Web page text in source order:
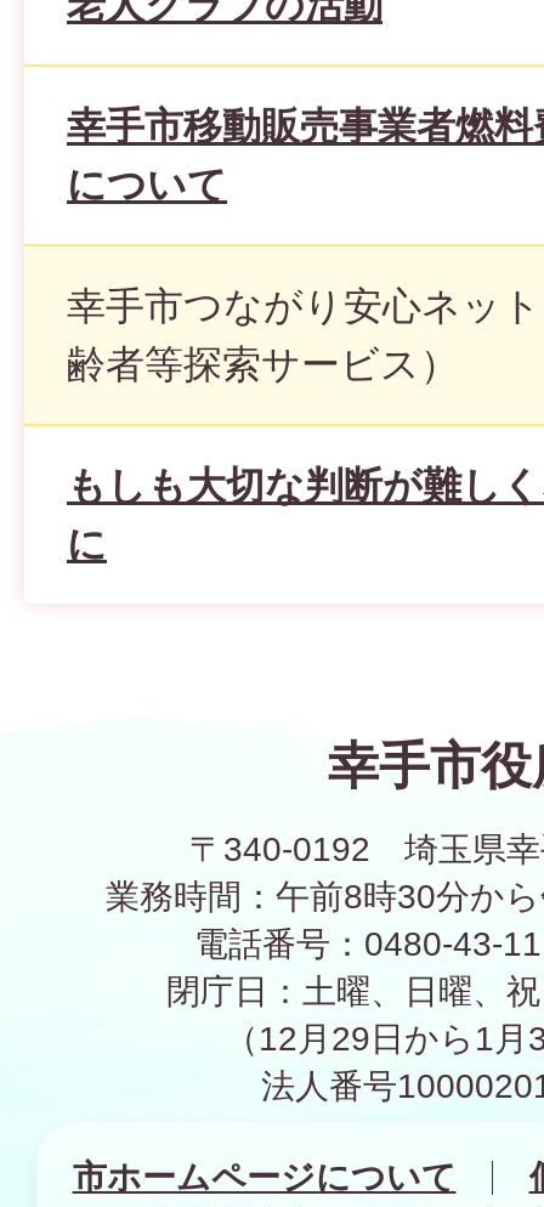
幸手市移動販売事業者燃
について
幸手市つながり安心ネッ
齢者等探索サービス）
もしも大切な判断が難し
に
幸手市役
〒340-0192 埼玉県幸
業務時間：午前8時30分か
電話番号：0480-43-
閉庁日：土曜、日曜、
（12月29日から1
法人番号
市ホームページについて